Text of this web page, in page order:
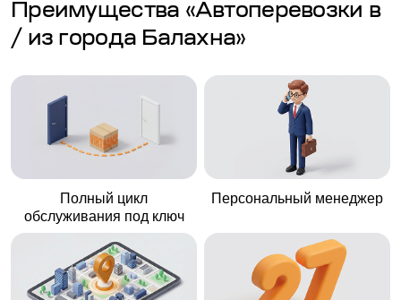
Преимущества «Автоперевозки в
/ из города Балахна»
Полный цикл
обслуживания под ключ
Персональный менеджер